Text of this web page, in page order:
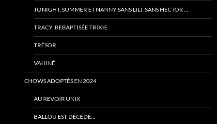
TONIGHT, SUMMER ET NANNY SANS LILI, SANS HECTOR …
TRACY, REBAPTISÉE TRIXIE
TRÉSOR
VAHINÉ
CHOWS ADOPTÉS EN 2024
AU REVOIR UNIX
BALLOU EST DÉCÉDÉ…